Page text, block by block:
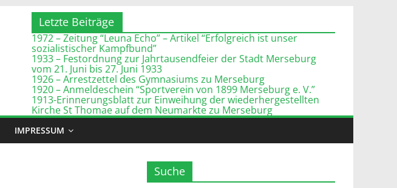
Letzte Beiträge
1972 – Zeitung “Leuna Echo” – Artikel “Erfolgreich ist unser
sozialistischer Kampfbund”
1933 – Festordnung zur Jahrtausendfeier der Stadt Merseburg
vom 21. Juni bis 27. Juni 1933
1926 – Arrestzettel des Gymnasiums zu Merseburg
1920 – Anmeldeschein “Sportverein von 1899 Merseburg e. V.”
1913-Erinnerungsblatt zur Einweihung der wiederhergestellten
Kirche St Thomae auf dem Neumarkte zu Merseburg
IMPRESSUM
Suche